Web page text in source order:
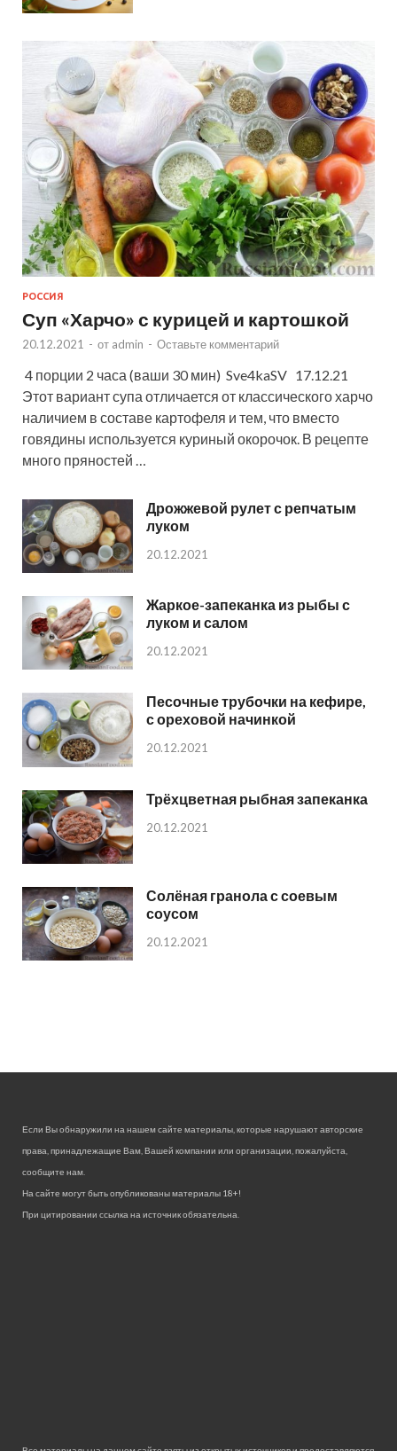
РОССИЯ
Суп «Харчо» с курицей и картошкой
20.12.2021 - от admin - Оставьте комментарий
4 порции 2 часа (ваши 30 мин) Sve4kaSV 17.12.21
Этот вариант супа отличается от классического харчо
наличием в составе картофеля и тем, что вместо
говядины используется куриный окорочок. В рецепте
много пряностей …
Дрожжевой рулет с репчатым
луком
20.12.2021
Жаркое-запеканка из рыбы с
луком и салом
20.12.2021
Песочные трубочки на кефире,
с ореховой начинкой
20.12.2021
Трёхцветная рыбная запеканка
20.12.2021
Солёная гранола с соевым
соусом
20.12.2021
Если Вы обнаружили на нашем сайте материалы, которые нарушают авторские
права, принадлежащие Вам, Вашей компании или организации, пожалуйста,
сообщите нам.
На сайте могут быть опубликованы материалы 18+!
При цитировании ссылка на источник обязательна.